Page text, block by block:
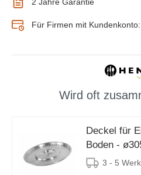
Für Firmen mit
Wird oft
Deckel für
Boden
3 - 5